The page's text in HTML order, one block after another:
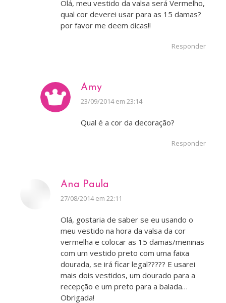
Olá, meu vestido da valsa será Vermelho,
qual cor deverei usar para as 15 damas?
por favor me deem dicas!!
Responder
Amy
disse:
23/09/2014 em 23:14
Qual é a cor da decoração?
Responder
Ana Paula
disse:
27/08/2014 em 22:11
Olá, gostaria de saber se eu usando o
meu vestido na hora da valsa da cor
vermelha e colocar as 15 damas/meninas
com um vestido preto com uma faixa
dourada, se irá ficar legal????? E usarei
mais dois vestidos, um dourado para a
recepção e um preto para a balada…
Obrigada!